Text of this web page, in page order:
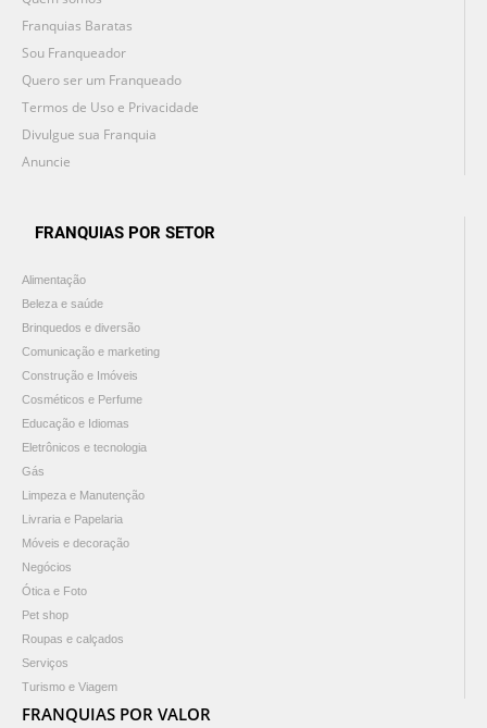
Franquias Baratas
Sou Franqueador
Quero ser um Franqueado
Termos de Uso e Privacidade
Divulgue sua Franquia
Anuncie
FRANQUIAS POR SETOR
Alimentação
Beleza e saúde
Brinquedos e diversão
Comunicação e marketing
Construção e Imóveis
Cosméticos e Perfume
Educação e Idiomas
Eletrônicos e tecnologia
Gás
Limpeza e Manutenção
Livraria e Papelaria
Móveis e decoração
Negócios
Ótica e Foto
Pet shop
Roupas e calçados
Serviços
Turismo e Viagem
FRANQUIAS POR VALOR